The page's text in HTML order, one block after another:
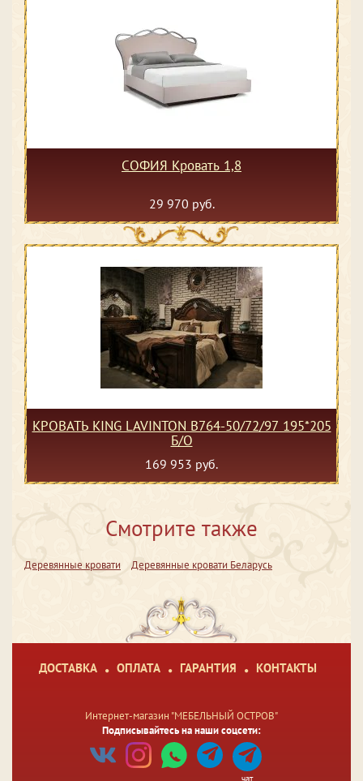
СОФИЯ Кровать 1,8
29 970 руб.
КРОВАТЬ KING LAVINTON B764-50/72/97 195*205
Б/О
169 953 руб.
Смотрите также
Деревянные кровати Деревянные кровати Беларусь
ДОСТАВКА ОПЛАТА ГАРАНТИЯ КОНТАКТЫ
Интернет-магазин "МЕБЕЛЬНЫЙ ОСТРОВ"
Подписывайтесь на наши соцсети:
чат